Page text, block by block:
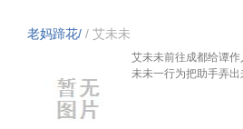
老妈蹄花/ / 艾未未
艾未未前往成都给谭
未未一行为把助手弄出